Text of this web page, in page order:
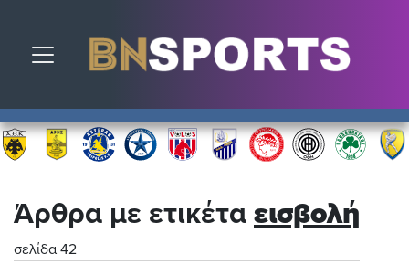
Toggle navigation
Άρθρα με ετικέτα εισβολή
σελίδα 42